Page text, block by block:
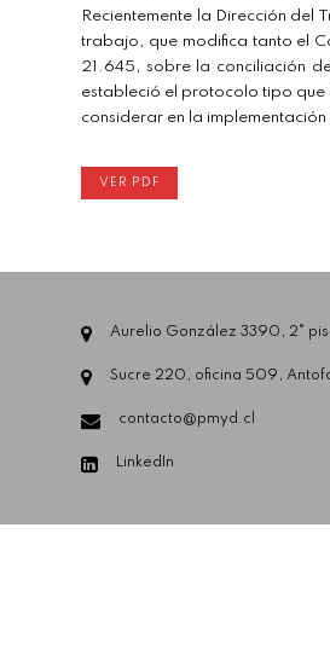
Recientemente la Dirección del
trabajo, que modifica tanto el
21.645, sobre la conciliación
estableció el protocolo tipo que
considerar en la
VER PDF
Aurelio González 3390, 2°
Sucre 220, oficina 509,
contacto@pmyd.cl
LinkedIn